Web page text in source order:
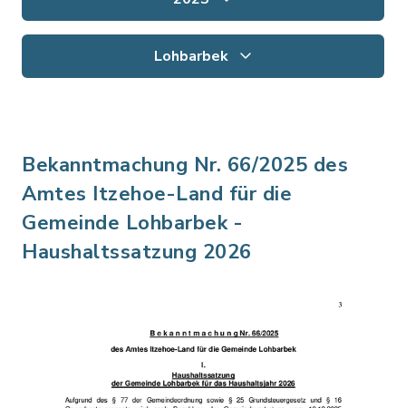
Lohbarbek
Bekanntmachung Nr. 66/2025 des
Amtes Itzehoe-Land für die
Gemeinde Lohbarbek -
Haushaltssatzung 2026